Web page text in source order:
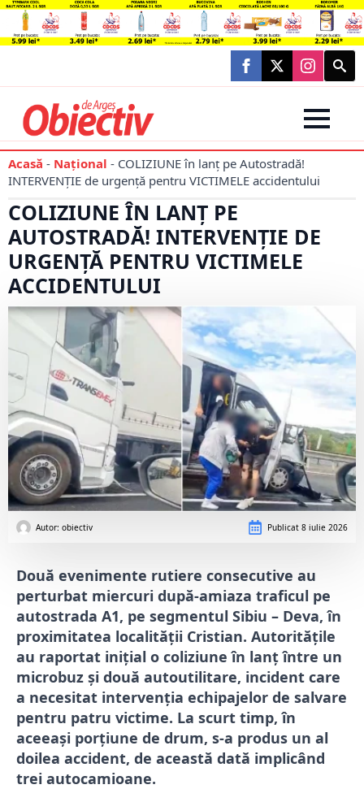
Search
for:
Acasă - Național - COLIZIUNE în lanț pe Autostradă!
INTERVENȚIE de urgență pentru VICTIMELE accidentului
COLIZIUNE ÎN LANȚ PE
AUTOSTRADĂ! INTERVENȚIE DE
URGENȚĂ PENTRU VICTIMELE
ACCIDENTULUI
Autor: obiectiv Publicat 8 iulie 2026
Două evenimente rutiere consecutive au
perturbat miercuri după-amiaza traficul pe
autostrada A1, pe segmentul Sibiu – Deva, în
proximitatea localității Cristian. Autoritățile
au raportat inițial o coliziune în lanț între un
microbuz și două autoutilitare, incident care
a necesitat intervenția echipajelor de salvare
pentru patru victime. La scurt timp, în
aceeași porțiune de drum, s-a produs un al
doilea accident, de această dată implicând
trei autocamioane.